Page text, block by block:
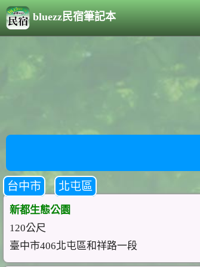
bluezz民宿筆記本
台中市 北屯區
新都生態公園
120公尺
臺中市406北屯區和祥路一段